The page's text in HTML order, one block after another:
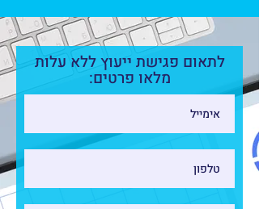
לתאום פגישת ייעוץ ללא עלות
מלאו פרטים: